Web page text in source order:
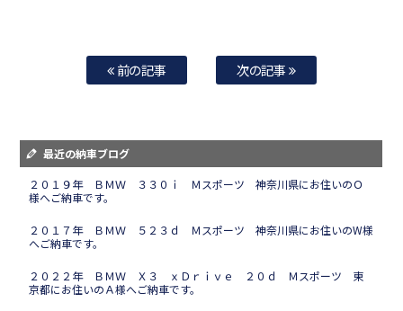
前の記事 次の記事
最近の納車ブログ
２０１９年 ＢＭＷ ３３０ｉ Ｍスポーツ 神奈川県にお住いのＯ
様へご納車です。
２０１７年 ＢＭＷ ５２３ｄ Ｍスポーツ 神奈川県にお住いのW様
へご納車です。
２０２２年 ＢＭＷ Ｘ３ ｘＤｒｉｖｅ ２０ｄ Ｍスポーツ 東
京都にお住いのＡ様へご納車です。